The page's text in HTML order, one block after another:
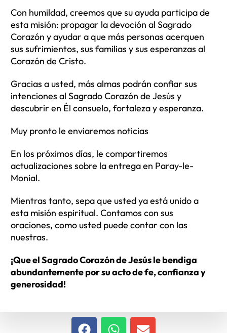
Con humildad, creemos que su ayuda participa de
esta misión: propagar la devoción al Sagrado
Corazón y ayudar a que más personas acerquen
sus sufrimientos, sus familias y sus esperanzas al
Corazón de Cristo.
Gracias a usted, más almas podrán confiar sus
intenciones al Sagrado Corazón de Jesús y
descubrir en Él consuelo, fortaleza y esperanza.
Muy pronto le enviaremos noticias
En los próximos días, le compartiremos
actualizaciones sobre la entrega en Paray-le-
Monial.
Mientras tanto, sepa que usted ya está unido a
esta misión espiritual. Contamos con sus
oraciones, como usted puede contar con las
nuestras.
¡Que el Sagrado Corazón de Jesús le bendiga
abundantemente por su acto de fe, confianza y
generosidad!